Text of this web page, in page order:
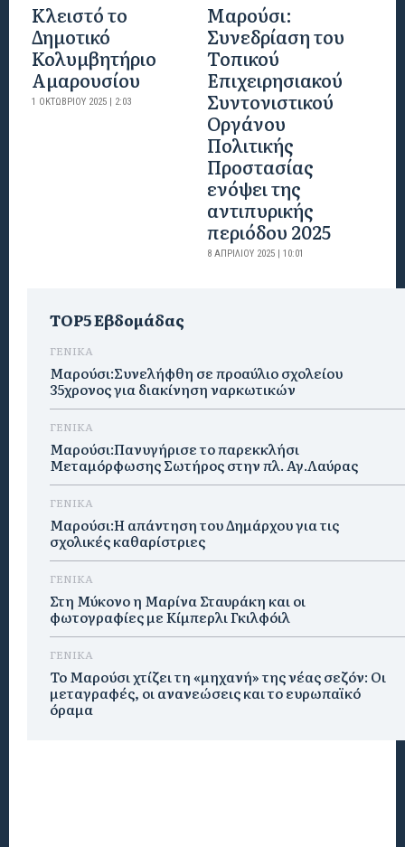
Κλειστό το
Δημοτικό
Κολυμβητήριο
Αμαρουσίου
1 ΟΚΤΩΒΡΊΟΥ 2025 | 2:03
Μαρούσι:
Συνεδρίαση του
Τοπικού
Επιχειρησιακού
Συντονιστικού
Οργάνου
Πολιτικής
Προστασίας
ενόψει της
αντιπυρικής
περιόδου 2025
8 ΑΠΡΙΛΊΟΥ 2025 | 10:01
TOP5 Εβδομάδας
ΓΕΝΙΚΑ
Μαρούσι:Συνελήφθη σε προαύλιο σχολείου
35χρονος για διακίνηση ναρκωτικών
ΓΕΝΙΚΑ
Μαρούσι:Πανυγήρισε το παρεκκλήσι
Μεταμόρφωσης Σωτήρος στην πλ. Αγ.Λαύρας
ΓΕΝΙΚΑ
Μαρούσι:Η απάντηση του Δημάρχου για τις
σχολικές καθαρίστριες
ΓΕΝΙΚΑ
Στη Μύκονο η Μαρίνα Σταυράκη και οι
φωτογραφίες με Κίμπερλι Γκιλφόιλ
ΓΕΝΙΚΑ
Το Μαρούσι χτίζει τη «μηχανή» της νέας σεζόν: Οι
μεταγραφές, οι ανανεώσεις και το ευρωπαϊκό
όραμα